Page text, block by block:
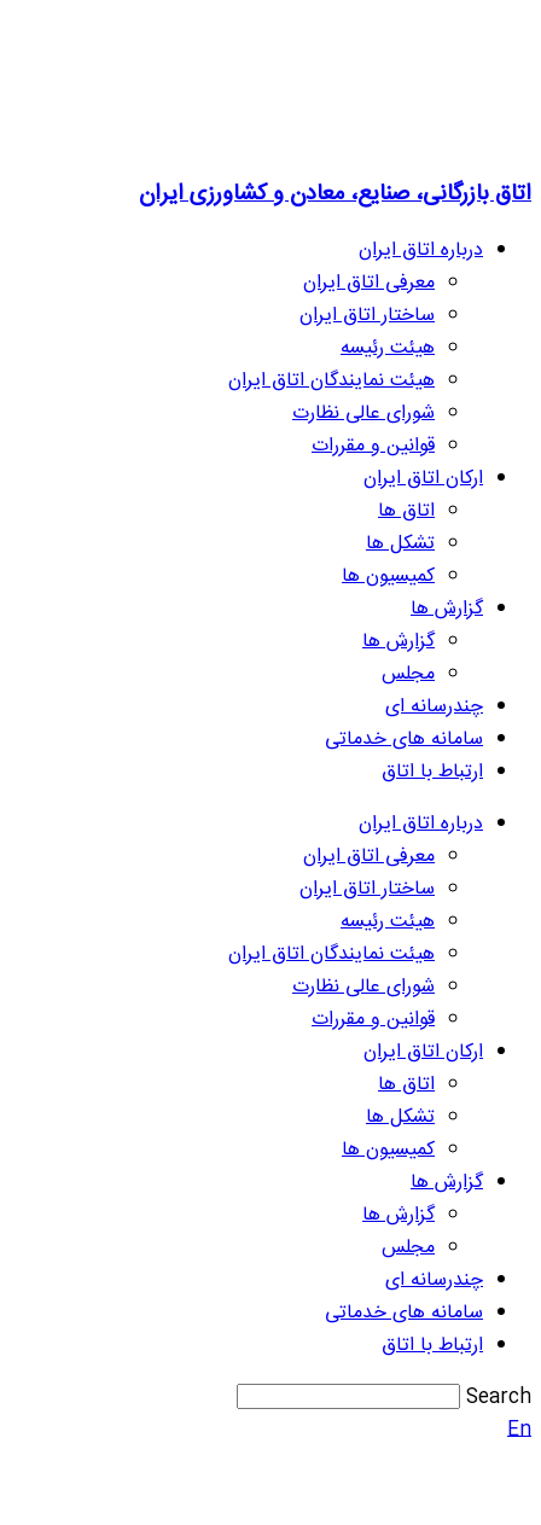
اتاق بازرگانی، صنایع، معادن و کشاورزی ایران
درباره اتاق ایران
معرفی اتاق ایران
ساختار اتاق ایران
هیئت رئیسه
هیئت نمایندگان اتاق ایران
شورای عالی نظارت
قوانین و مقررات
ارکان اتاق ایران
اتاق ها
تشکل ها
کمیسیون ها
گزارش ها
گزارش ها
مجلس
چندرسانه ای
سامانه های خدماتی
ارتباط با اتاق
درباره اتاق ایران
معرفی اتاق ایران
ساختار اتاق ایران
هیئت رئیسه
هیئت نمایندگان اتاق ایران
شورای عالی نظارت
قوانین و مقررات
ارکان اتاق ایران
اتاق ها
تشکل ها
کمیسیون ها
گزارش ها
گزارش ها
مجلس
چندرسانه ای
سامانه های خدماتی
ارتباط با اتاق
Search
En